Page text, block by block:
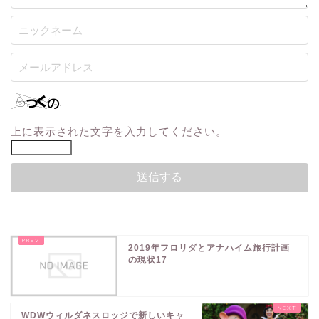
上に表示された文字を入力してください。
2019年フロリダとアナハイム旅行計画
の現状17
WDWウィルダネスロッジで新しいキャ